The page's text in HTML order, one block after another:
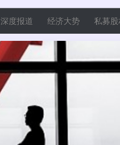
深度报道 经济大势 私募